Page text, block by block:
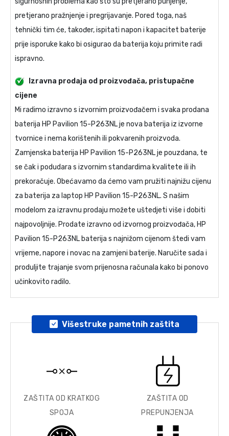
pretjerano pražnjenje i pregrijavanje. Pored toga, naš
tehnički tim će, također, ispitati napon i kapacitet baterije
prije isporuke kako bi osigurao da baterija koju primite radi
ispravno.
Izravna prodaja od proizvođača, pristupačne
cijene
Mi radimo izravno s izvornim proizvođačem i svaka prodana
baterija HP Pavilion 15-P263NLje nova baterija iz izvorne
tvornice i nema korištenih ili pokvarenih proizvoda.
Zamjenska baterija HP Pavilion 15-P263NLje pouzdana, te
se čak i podudara s izvornim standardima kvalitete ili ih
prekoračuje. Obećavamo da ćemo vam pružiti najnižu cijenu
za baterija za laptop HP Pavilion 15-P263NL. S našim
modelom za izravnu prodaju možete uštedjeti više i dobiti
najpovoljnije. Prodate izravno od izvornog proizvođača, HP
Pavilion 15-P263NL baterija s najnižom cijenom štedi vam
vrijeme, napore i novac na zamjeni baterije. Naručite sada i
produljite trajanje svom prijenosna računala kako bi ponovo
učinkovito radilo.
Višestruke pametnih zaštita
ZAŠTITA OD KRATKOG
SPOJA
ZAŠTITA OD
PREPUNJENJA